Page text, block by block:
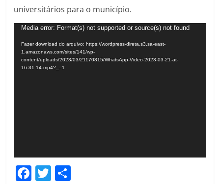
universitários para o município.
Tocador
de
vídeo
Media error: Format(s) not supported or source(s) not found
Fazer download do arquivo: https://wordpress-direta.s3.sa-east-
1.amazonaws.com/sites/141/wp-
content/uploads/2023/03/21170815/WhatsApp-Video-2023-03-21-at-
16.31.14.mp4?_=1
F T